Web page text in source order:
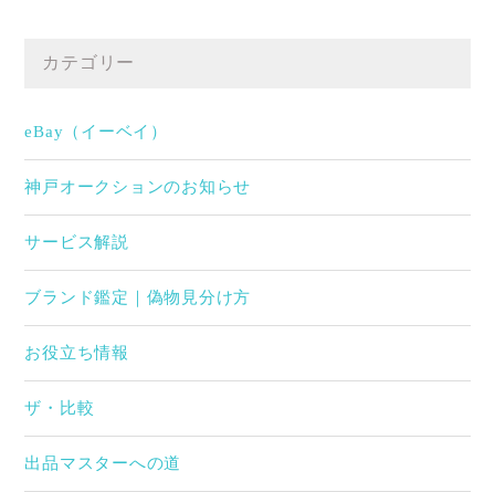
カテゴリー
eBay（イーベイ）
神戸オークションのお知らせ
サービス解説
ブランド鑑定｜偽物見分け方
お役立ち情報
ザ・比較
出品マスターへの道